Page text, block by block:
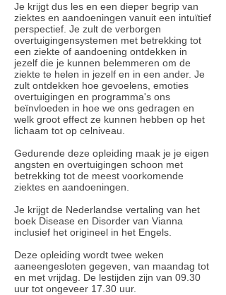
Je krijgt dus les en een dieper begrip van
ziektes en aandoeningen vanuit een intuïtief
perspectief. Je zult de verborgen
overtuigingensystemen met betrekking tot
een ziekte of aandoening ontdekken in
jezelf die je kunnen belemmeren om de
ziekte te helen in jezelf en in een ander. Je
zult ontdekken hoe gevoelens, emoties
overtuigingen en programma's ons
beïnvloeden in hoe we ons gedragen en
welk groot effect ze kunnen hebben op het
lichaam tot op celniveau.
Gedurende deze opleiding maak je je eigen
angsten en overtuigingen schoon met
betrekking tot de meest voorkomende
ziektes en aandoeningen.
Je krijgt de Nederlandse vertaling van het
boek Disease en Disorder van Vianna
inclusief het origineel in het Engels.
Deze opleiding wordt twee weken
aaneengesloten gegeven, van maandag tot
en met vrijdag. De lestijden zijn van 09.30
uur tot ongeveer 17.30 uur.